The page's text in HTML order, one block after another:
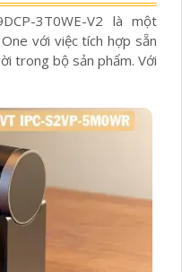
3T0WE-V2 là một
với việc tích hợp sẵn
trong bộ sản phẩm. Với